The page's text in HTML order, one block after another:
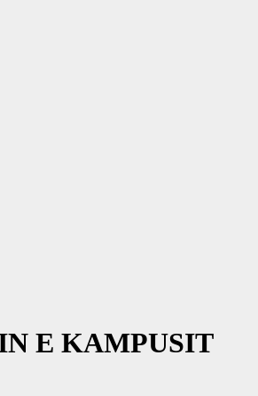
E KAMPUSIT